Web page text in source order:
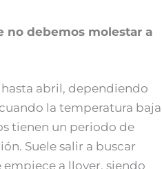
no debemos molestar a
abril, dependiendo
la temperatura baja
tienen un periodo de
Suele salir a buscar
a llover, siendo